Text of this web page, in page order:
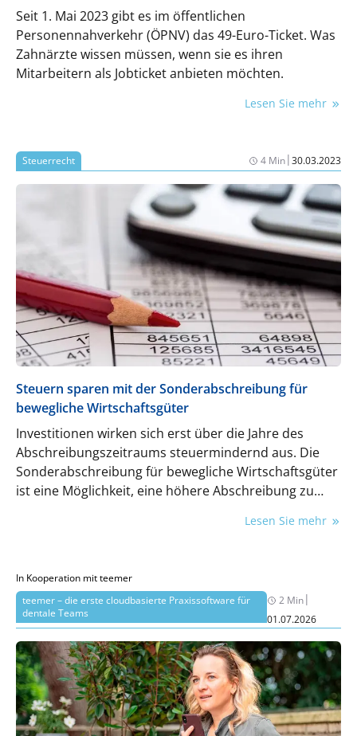
Seit 1. Mai 2023 gibt es im öffentlichen
Personennahverkehr (ÖPNV) das 49-Euro-Ticket. Was
Zahnärzte wissen müssen, wenn sie es ihren
Mitarbeitern als Jobticket anbieten möchten.
Lesen Sie mehr
Steuerrecht 4 Min|30.03.2023
Steuern sparen mit der Sonderabschreibung für
bewegliche Wirtschaftsgüter
Investitionen wirken sich erst über die Jahre des
Abschreibungszeitraums steuermindernd aus. Die
Sonderabschreibung für bewegliche Wirtschaftsgüter
ist eine Möglichkeit, eine höhere Abschreibung zu
Lesen Sie mehr
In Kooperation mit teemer
teemer – die erste cloudbasierte Praxissoftware für
dentale Teams
2 Min|
01.07.2026